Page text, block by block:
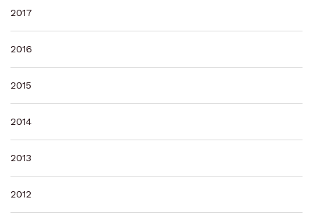
2017
2016
2015
2014
2013
2012